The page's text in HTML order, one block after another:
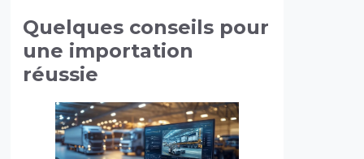
Quelques conseils pour
une importation
réussie